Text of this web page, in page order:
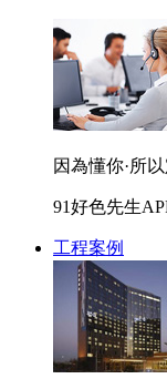
因為懂你·所
91好色先生
工程案例